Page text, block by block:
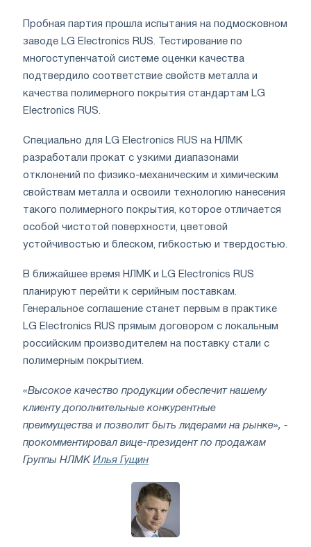
Пробная партия прошла испытания на подмосковном
заводе LG Electronics RUS. Тестирование по
многоступенчатой системе оценки качества
подтвердило соответствие свойств металла и
качества полимерного покрытия стандартам LG
Electronics RUS.
Специально для LG Electronics RUS на НЛМК
разработали прокат с узкими диапазонами
отклонений по физико-механическим и химическим
свойствам металла и освоили технологию нанесения
такого полимерного покрытия, которое отличается
особой чистотой поверхности, цветовой
устойчивостью и блеском, гибкостью и твердостью.
В ближайшее время НЛМК и LG Electronics RUS
планируют перейти к серийным поставкам.
Генеральное соглашение станет первым в практике
LG Electronics RUS прямым договором с локальным
российским производителем на поставку стали с
полимерным покрытием.
«Высокое качество продукции обеспечит нашему
клиенту дополнительные конкурентные
преимущества и позволит быть лидерами на рынке», -
прокомментировал вице-президент по продажам
Группы НЛМК Илья Гущин